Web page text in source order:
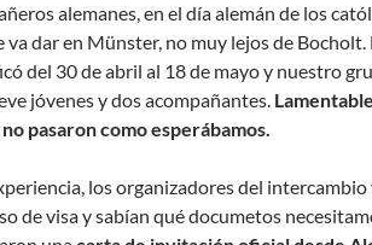
alemanes, en el día alemán de los
va dar en Münster, no muy lejos de Bocholt.
del 30 de abril al 18 de mayo y nuestro
jóvenes y dos acompañantes.
no pasaron como esperábamos.
los organizadores del intercambio
de visa y sabían qué documetos